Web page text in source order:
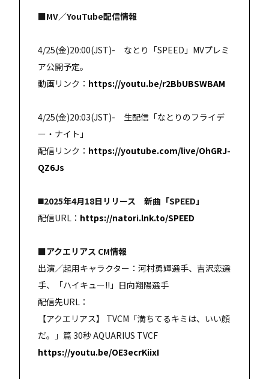
■MV／YouTube配信情報
4/25(金)20:00(JST)- なとり「SPEED」MVプレミ
ア公開予定。
動画リンク： https://youtu.be/r2BbUBSWBAM
4/25(金)20:03(JST)- 生配信「なとりのフライデ
ー・ナイト」
配信リンク： https://youtube.com/live/OhGRJ-
QZ6Js
◼️2025年4月18日リリース 新曲「SPEED」
配信URL： https://natori.lnk.to/SPEED
■アクエリアス CM情報
出演／起用キャラクター：河村勇輝選手、吉沢恋選
手、「ハイキュー!!」日向翔陽選手
配信先URL：
【アクエリアス】 TVCM「満ちてるキミは、いい顔
だ。」篇 30秒 AQUARIUS TVCF
https://youtu.be/OE3ecrKiixI